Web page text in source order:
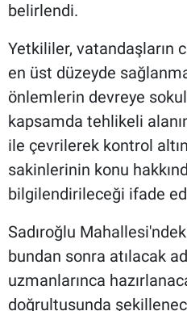
belirlendi.
Yetkililer, vatandaşların
en üst düzeyde
önlemlerin devreye
kapsamda tehlikeli
ile çevrilerek kontrol
sakinlerinin konu
bilgilendirileceği ifade
Sadıroğlu
bundan sonra atılacak
uzmanlarınca
doğrultusunda